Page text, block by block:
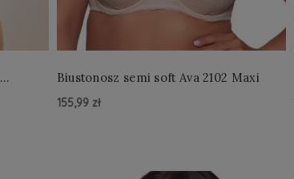
Biustonosz semi soft Ava 2102 Maxi
155,99 zł